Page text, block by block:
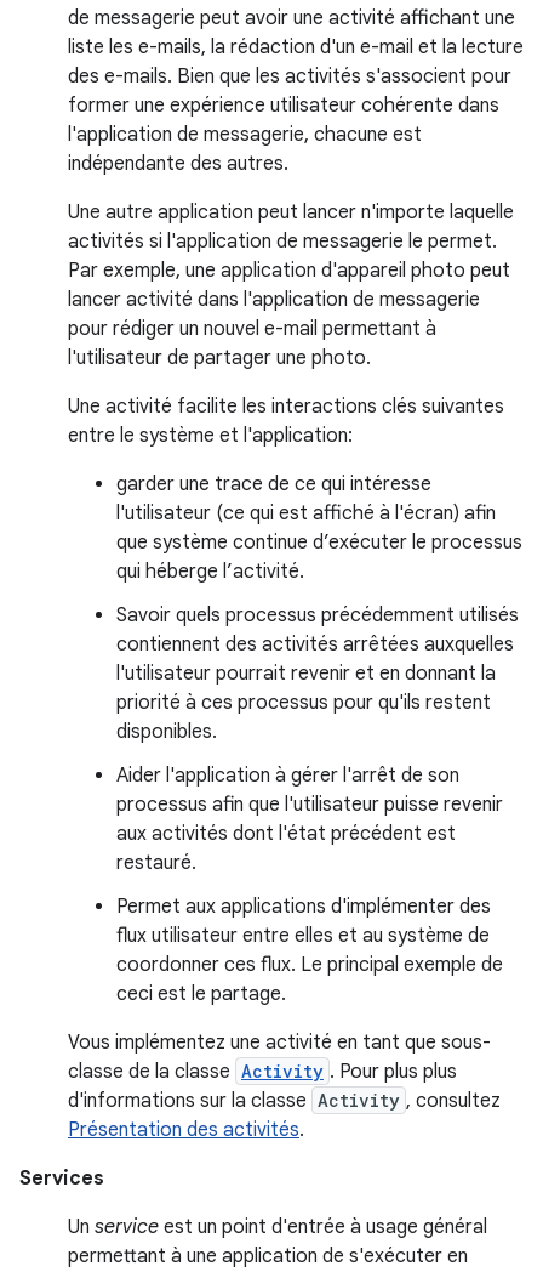
de messagerie peut avoir une activité affichant une
liste les e-mails, la rédaction d'un e-mail et la lecture
des e-mails. Bien que les activités s'associent pour
former une expérience utilisateur cohérente dans
l'application de messagerie, chacune est
indépendante des autres.
Une autre application peut lancer n'importe laquelle
activités si l'application de messagerie le permet.
Par exemple, une application d'appareil photo peut
lancer activité dans l'application de messagerie
pour rédiger un nouvel e-mail permettant à
l'utilisateur de partager une photo.
Une activité facilite les interactions clés suivantes
entre le système et l'application:
garder une trace de ce qui intéresse
l'utilisateur (ce qui est affiché à l'écran) afin
que système continue d’exécuter le processus
qui héberge l’activité.
Savoir quels processus précédemment utilisés
contiennent des activités arrêtées auxquelles
l'utilisateur pourrait revenir et en donnant la
priorité à ces processus pour qu'ils restent
disponibles.
Aider l'application à gérer l'arrêt de son
processus afin que l'utilisateur puisse revenir
aux activités dont l'état précédent est
restauré.
Permet aux applications d'implémenter des
flux utilisateur entre elles et au système de
coordonner ces flux. Le principal exemple de
ceci est le partage.
Vous implémentez une activité en tant que sous-
classe de la classe Activity . Pour plus plus
d'informations sur la classe Activity , consultez
Présentation des activités.
Services
Un service est un point d'entrée à usage général
permettant à une application de s'exécuter en